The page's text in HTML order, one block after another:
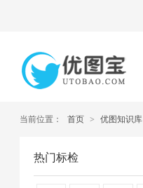
当前位置： 首页 > 优图知识库
热门标检